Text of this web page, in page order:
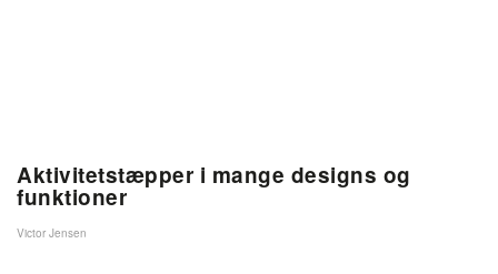
Aktivitetstæpper i mange designs og
funktioner
Victor Jensen